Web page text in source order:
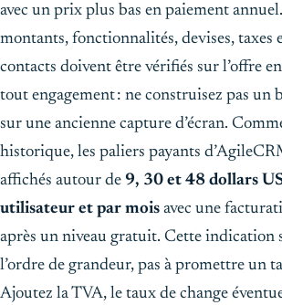
avec un prix plus bas en paiement
montants, fonctionnalités, devises, taxes
contacts doivent être vérifiés sur l’offre
tout engagement : ne construisez pas un
sur une ancienne capture d’écran.
historique, les paliers payants
affichés autour de 9, 30 et 48 dollars
utilisateur et par mois avec une
après un niveau gratuit. Cette indication
l’ordre de grandeur, pas à promettre un
Ajoutez la TVA, le taux de change